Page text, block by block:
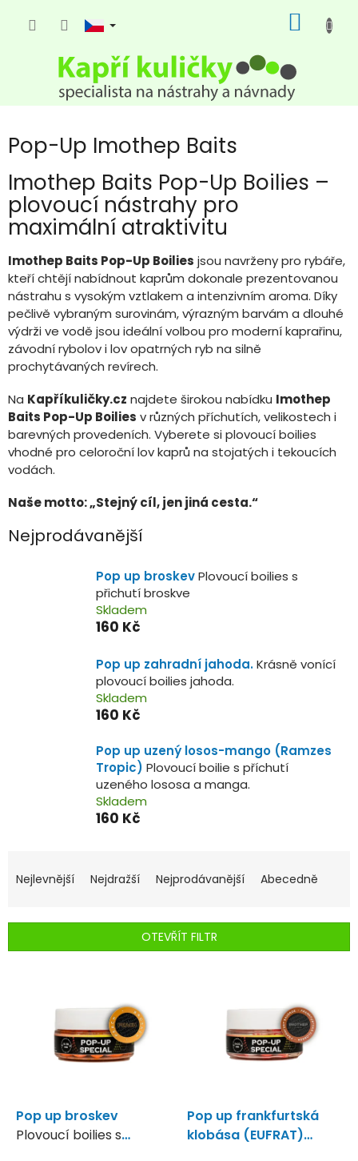
KOŠÍK
Pop-Up Imothep Baits
Imothep Baits Pop-Up Boilies –
plovoucí nástrahy pro
maximální atraktivitu
Imothep Baits Pop-Up Boilies jsou navrženy pro rybáře,
kteří chtějí nabídnout kaprům dokonale prezentovanou
nástrahu s vysokým vztlakem a intenzivním aroma. Díky
pečlivě vybraným surovinám, výrazným barvám a dlouhé
výdrži ve vodě jsou ideální volbou pro moderní kaprařinu,
závodní rybolov i lov opatrných ryb na silně
prochytávaných revírech.
Na Kapříkuličky.cz najdete širokou nabídku Imothep
Baits Pop-Up Boilies v různých příchutích, velikostech i
barevných provedeních. Vyberete si plovoucí boilies
vhodné pro celoroční lov kaprů na stojatých i tekoucích
vodách.
Naše motto: „Stejný cíl, jen jiná cesta.“
Nejprodávanější
Pop up broskevPlovoucí boilies s
přichutí broskve
Skladem
160 Kč
Pop up zahradní jahoda.Krásně vonící
plovoucí boilies jahoda.
Skladem
160 Kč
Pop up uzený losos-mango (Ramzes
Tropic) Plovoucí boilie s příchutí
uzeného lososa a manga.
Skladem
160 Kč
a
n
í
Nejlevnější Nejdražší Nejprodávanější Abecedně
OTEVŘÍT FILTR
dPop up broskev
Plovoucí boilies s
Pop up frankfurtská
klobása (EUFRAT)